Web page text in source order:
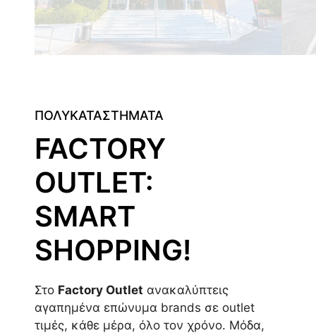
ΠΟΛΥΚΑΤΑΣΤΗΜΑΤΑ
FACTORY
OUTLET:
SMART
SHOPPING!
Στο Factory Outlet ανακαλύπτεις
αγαπημένα επώνυμα brands σε outlet
τιμές, κάθε μέρα, όλο τον χρόνο. Μόδα,